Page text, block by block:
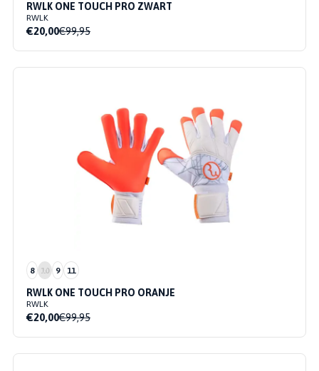
RWLK ONE TOUCH PRO ZWART
RWLK
€20,00€99,95
8 10 9 11
RWLK ONE TOUCH PRO ORANJE
RWLK
€20,00€99,95